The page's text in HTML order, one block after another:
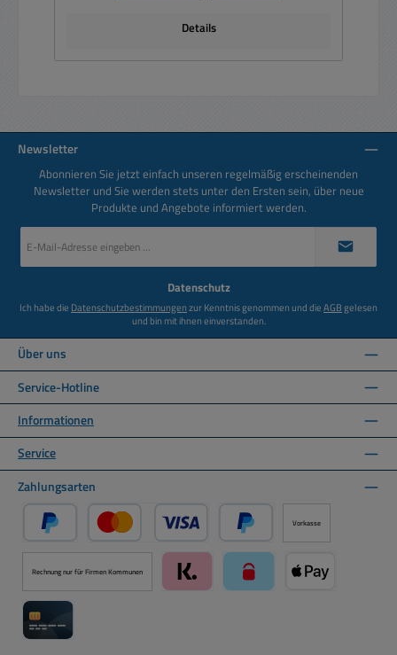
Details
Newsletter
Abonnieren Sie jetzt einfach unseren regelmäßig erscheinenden
Newsletter und Sie werden stets unter den Ersten sein, über neue
Produkte und Angebote informiert werden.
Mail-
Datenschutz
Ich habe die Datenschutzbestimmungenzur Kenntnis genommen und dieAGBgelesen
und bin mit ihnen einverstanden.
Über uns
Service-Hotline
Informationen
Service
Zahlungsarten
PayPal Kredit- oder Debitkarte über PayPal
Später Bezahlen über PayPal
Vorkasse
Rechnung nur für Firmen Kommunen